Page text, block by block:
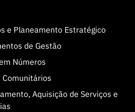
e Planeamento Estratégico
de Gestão
Números
Comunitários
Aquisição de Serviços e